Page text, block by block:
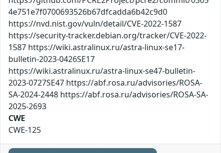
4e751e7f0700693526b67dfcadda6b42c9d0
https://nvd.nist.gov/vuln/detail/CVE-2022-1587
https://security-tracker.debian.org/tracker/CVE-2022-
1587 https://wiki.astralinux.ru/astra-linux-se17-
bulletin-2023-0426SE17
https://wiki.astralinux.ru/astra-linux-se47-bulletin-
2023-0727SE47 https://abf.rosa.ru/advisories/ROSA-
SA-2024-2448 https://abf.rosa.ru/advisories/ROSA-SA-
2025-2693
CWE
CWE-125